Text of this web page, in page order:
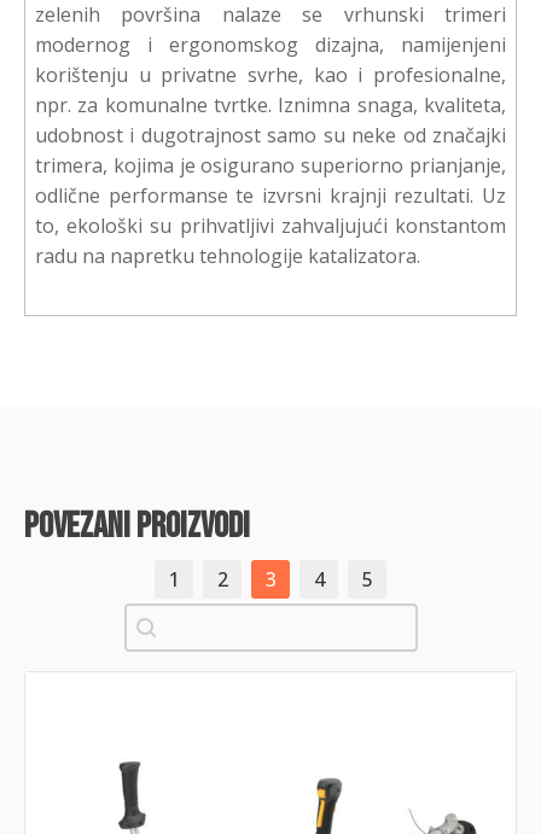
zelenih površina nalaze se vrhunski trimeri
modernog i ergonomskog dizajna, namijenjeni
korištenju u privatne svrhe, kao i profesionalne,
npr. za komunalne tvrtke. Iznimna snaga, kvaliteta,
udobnost i dugotrajnost samo su neke od značajki
trimera, kojima je osigurano superiorno prianjanje,
odlične performanse te izvrsni krajnji rezultati. Uz
to, ekološki su prihvatljivi zahvaljujući konstantom
radu na napretku tehnologije katalizatora.
povezani proizvodi
1 2 3 4
5
Pretraži